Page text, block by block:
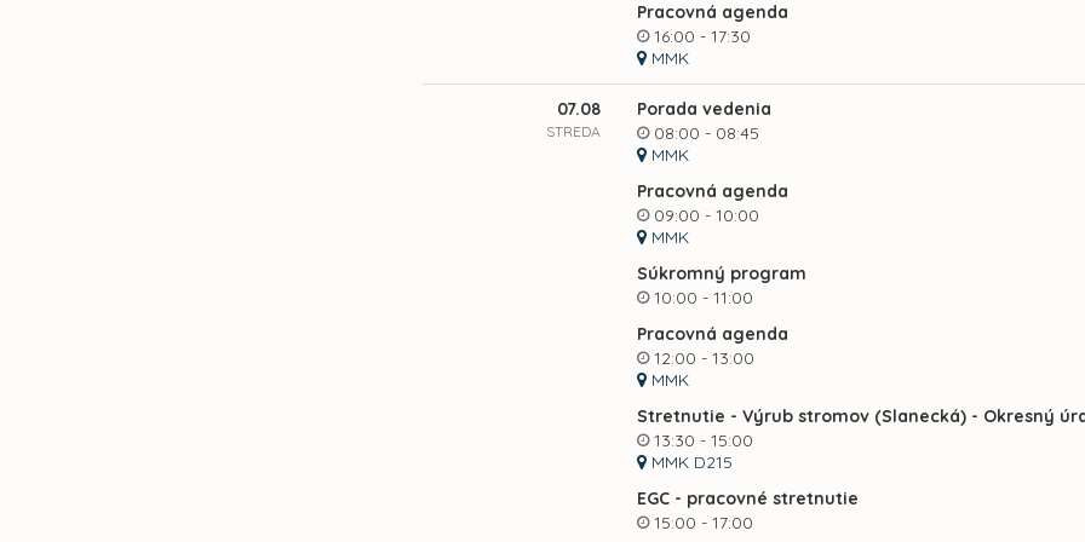
Pracovná agenda
16:00 - 17:30
MMK
07.08
STREDA
Porada vedenia
08:00 - 08:45
MMK
Pracovná agenda
09:00 - 10:00
MMK
Súkromný program
10:00 - 11:00
Pracovná agenda
12:00 - 13:00
MMK
Stretnutie - Výrub stromov (Slanecká) - Okresný
13:30 - 15:00
MMK D215
EGC - pracovné stretnutie
15:00 - 17:00